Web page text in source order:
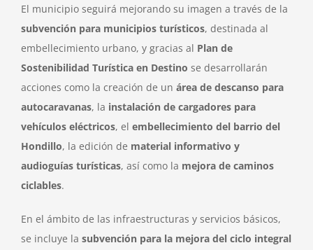
El municipio seguirá mejorando su imagen a través de la
subvención para municipios turísticos, destinada al
embellecimiento urbano, y gracias al Plan de
Sostenibilidad Turística en Destino se desarrollarán
acciones como la creación de un área de descanso para
autocaravanas, la instalación de cargadores para
vehículos eléctricos, el embellecimiento del barrio del
Hondillo, la edición de material informativo y
audioguías turísticas, así como la mejora de caminos
ciclables.
En el ámbito de las infraestructuras y servicios básicos,
se incluye la subvención para la mejora del ciclo integral